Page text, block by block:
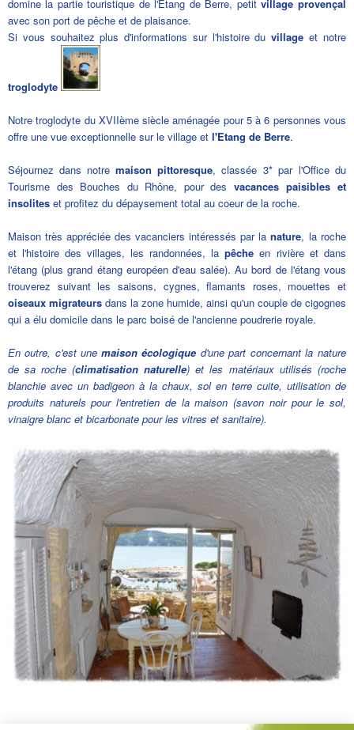
domine la partie touristique de l'Etang de Berre, petit village provençal
avec son port de pêche et de plaisance.
Si vous souhaitez plus d'informations sur l'histoire du village et notre
troglodyte
Notre troglodyte du XVIIème siècle aménagée pour 5 à 6 personnes vous
offre une vue exceptionnelle sur le village et l'Etang de Berre.
Séjournez dans notre maison pittoresque, classée 3* par l'Office du
Tourisme des Bouches du Rhône, pour des vacances paisibles et
insolites et profitez du dépaysement total au coeur de la roche.
Maison très appréciée des vacanciers intéressés par la nature, la roche
et l'histoire des villages, les randonnées, la pêche en rivière et dans
l'étang (plus grand étang européen d'eau salée). Au bord de l'étang vous
trouverez suivant les saisons, cygnes, flamants roses, mouettes et
oiseaux migrateurs dans la zone humide, ainsi qu'un couple de cigognes
qui a élu domicile dans le parc boisé de l'ancienne poudrerie royale.
En outre, c'est une maison écologiqued'une part concernant la nature
de sa roche (climatisation naturelle) et les matériaux utilisés (roche
blanchie avec un badigeon à la chaux, sol en terre cuite, utilisation de
produits naturels pour l'entretien de la maison (savon noir pour le sol,
vinaigre blanc et bicarbonate pour les vitres et sanitaire).